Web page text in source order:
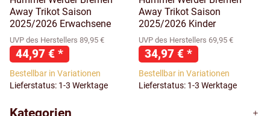
Away Trikot Saison
2025/2026 Erwachsene
UVP des Herstellers 89,95 €
44,97 € *
Bestellbar in Variationen
Lieferstatus: 1-3 Werktage
Away Trikot Saison
2025/2026 Kinder
UVP des Herstellers 69,95 €
34,97 € *
Bestellbar in Variationen
Lieferstatus: 1-3 Werktage
Kategorien